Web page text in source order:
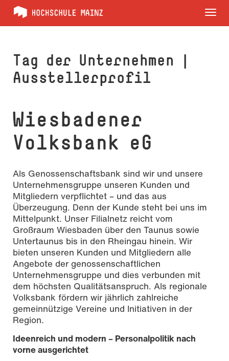
Tag der Unternehmen |
Ausstellerprofil
Wiesbadener
Volksbank eG
Als Genossenschaftsbank sind wir und unsere
Unternehmensgruppe unseren Kunden und
Mitgliedern verpflichtet – und das aus
Überzeugung. Denn der Kunde steht bei uns im
Mittelpunkt. Unser Filialnetz reicht vom
Großraum Wiesbaden über den Taunus sowie
Untertaunus bis in den Rheingau hinein. Wir
bieten unseren Kunden und Mitgliedern alle
Angebote der genossenschaftlichen
Unternehmensgruppe und dies verbunden mit
dem höchsten Qualitätsanspruch. Als regionale
Volksbank fördern wir jährlich zahlreiche
gemeinnützige Vereine und Initiativen in der
Region.
Ideenreich und modern – Personalpolitik nach
vorne ausgerichtet